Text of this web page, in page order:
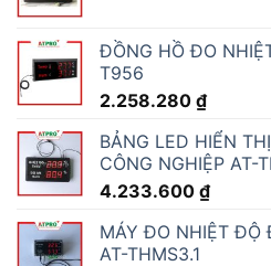
ĐỒNG HỒ ĐO
T956
2.258.280 ₫
BẢNG LED HIỂN
CÔNG NGHIỆP AT-
4.233.600 ₫
MÁY ĐO NHIỆT ĐỘ
AT-THMS3.1